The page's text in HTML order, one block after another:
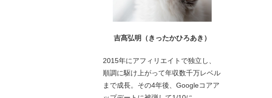
吉髙弘明（きったかひろあき）
2015年にアフィリエイトで独立し、
順調に駆け上がって年収数千万レベル
まで成長。その4年後、Googleコアア